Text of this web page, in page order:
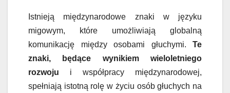
Istnieją międzynarodowe znaki w języku
migowym, które umożliwiają globalną
komunikację między osobami głuchymi. Te
znaki, będące wynikiem wieloletniego
rozwoju i współpracy międzynarodowej,
spełniają istotną rolę w życiu osób głuchych na